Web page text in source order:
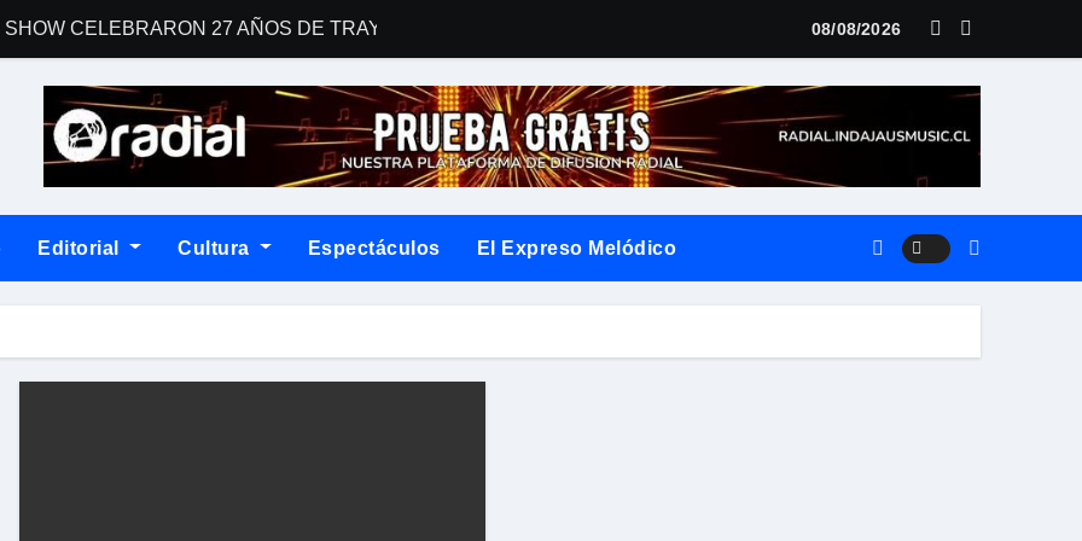
CELEBRARON 27 AÑOS DE TRAYECTORIA CON EL LANZAMIENTO MUNDIAL DE SU «LIVE SESSION #1»
a Country Road Sessions
una gran fiesta dieciochera para celebrar las Fiestas Patrias
Your Consideration Latin Grammy 2026
EN “SOY LA VOZ USA” HOUSTON
08/08/2026
Editorial Cultura Espectáculos El Expreso Melódico